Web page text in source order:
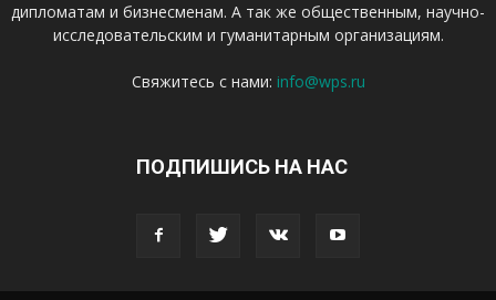
дипломатам и бизнесменам. А так же общественным, научно-
исследовательским и гуманитарным организациям.
Свяжитесь с нами: info@wps.ru
ПОДПИШИСЬ НА НАС